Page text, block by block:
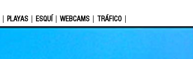
PLAYAS ESQUÍ WEBCAMS TRÁFICO